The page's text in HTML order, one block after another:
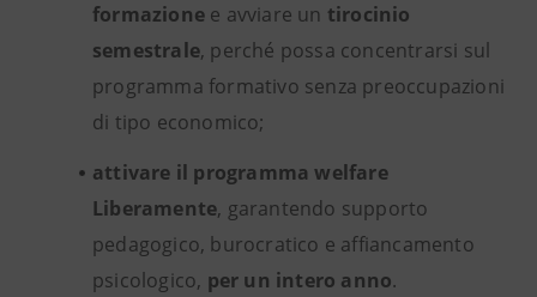
formazione e avviare un tirocinio
semestrale, perché possa concentrarsi sul
programma formativo senza preoccupazioni
di tipo economico;
attivare il programma welfare
Liberamente, garantendo supporto
pedagogico, burocratico e affiancamento
psicologico, per un intero anno.